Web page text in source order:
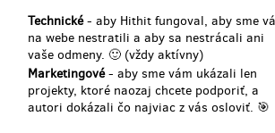
Technické- aby Hithit fungoval, aby sme
na webe nestratili a aby sa nestrácali ani
vaše odmeny. 🙂 (vždy aktívny)
Marketingové- aby sme vám ukázali len
projekty, ktoré naozaj chcete podporiť, a
autori dokázali čo najviac z vás osloviť. 🎯
KNÍŽKA V PAPÍROVÉ PODOBĚ
Posílám Ti tři stovky, pošli mi za ně svoji knížku.
poštovné je v ceně. Nechám Ti tady svoji
poslat. Chci si přečíst, co jsi napsal.